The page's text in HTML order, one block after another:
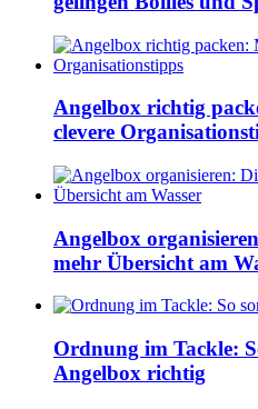
Angelbox richtig
clevere
Angelbox
mehr Übersicht am
Ordnung im Tackle:
Angelbox richtig